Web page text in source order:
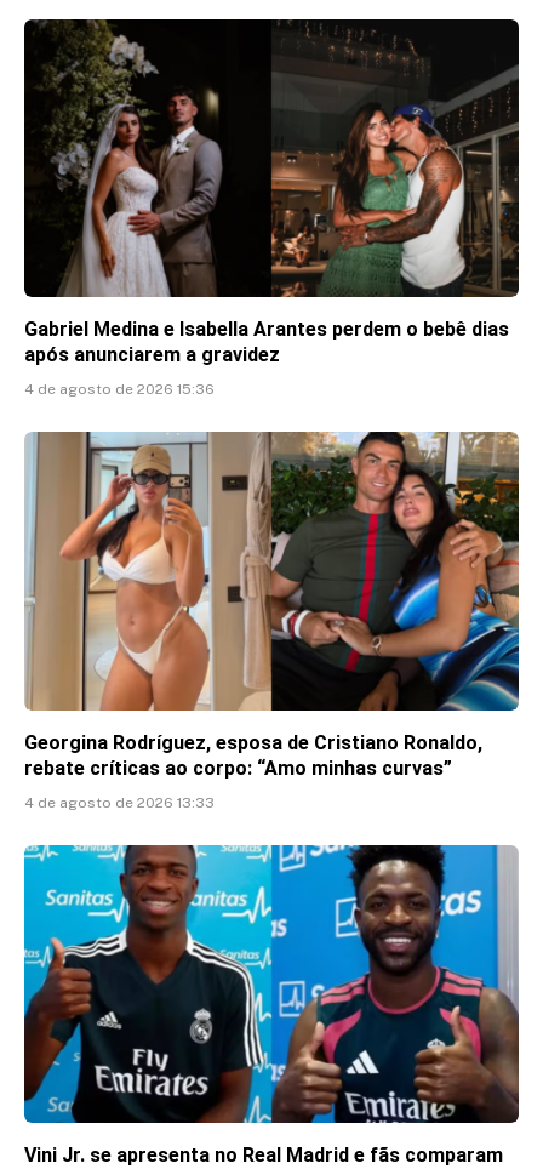
Gabriel Medina e Isabella Arantes perdem o bebê dias
após anunciarem a gravidez
4 de agosto de 2026 15:36
Georgina Rodríguez, esposa de Cristiano Ronaldo,
rebate críticas ao corpo: “Amo minhas curvas”
4 de agosto de 2026 13:33
Vini Jr. se apresenta no Real Madrid e fãs comparam